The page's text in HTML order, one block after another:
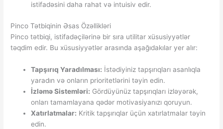
istifadəsini daha rahat və intuisiv edir.
Pinco Tətbiqinin Əsas Özəllikləri
Pinco tətbiqi, istifadəçilərinə bir sıra utilitar xüsusiyyətlər
təqdim edir. Bu xüsusiyyətlər arasında aşağıdakılar yer alır:
Tapşırıq Yaradılması: İstədiyiniz tapşırıqları asanlıqla
yaradın və onların prioritetlərini təyin edin.
İzləmə Sistemləri: Gördüyünüz tapşırıqları izləyərək,
onları tamamlayana qədər motivasiyanızı qoruyun.
Xatırlatmalar: Kritik tapşırıqlar üçün xatırlatmalar təyin
edin.